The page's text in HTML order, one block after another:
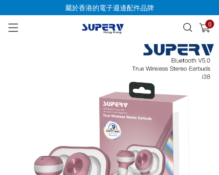
屬於香港的電子週邊配件品牌
0
已加入購物車 查看